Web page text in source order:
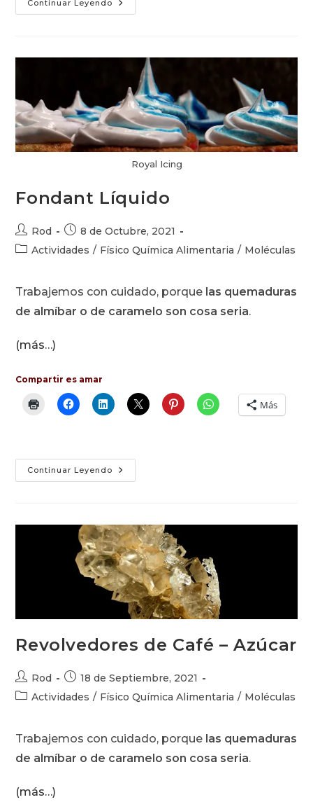
Continuar Leyendo Donas
Royal Icing
Fondant Líquido
Autor
de
Rod
Publicación
de
8 de Octubre, 2021
Categoría
entrada:
Actividades / Físico Química Alimentaria / Moléculas
Trabajemos con cuidado, porque las quemaduras
de almíbar o de caramelo son cosa seria.
(más…)
Compartir es amar
Más
Continuar Leyendo Fondant
Líquido
Revolvedores de Café – Azúcar
Autor
de
Rod
Publicación
de
18 de Septiembre, 2021
Categoría
entrada:
Actividades / Físico Química Alimentaria / Moléculas
Trabajemos con cuidado, porque las quemaduras
de almíbar o de caramelo son cosa seria.
(más…)